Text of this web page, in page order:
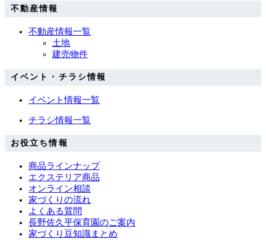
不動産情報
不動産情報一覧
土地
建売物件
イベント・チラシ情報
イベント情報一覧
チラシ情報一覧
お役立ち情報
商品ラインナップ
エクステリア商品
オンライン相談
家づくりの流れ
よくある質問
長野佐久平保育園のご案内
家づくり豆知識まとめ